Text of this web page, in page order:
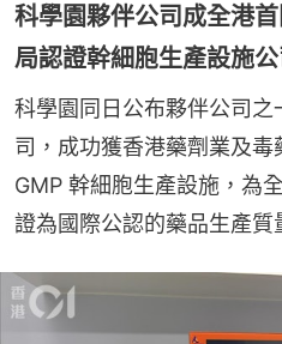
科學園夥伴公司成全港
局認證幹細胞生產設施公
科學園同日公布夥伴公司
司，成功獲香港藥劑業及
GMP 幹細胞生產設施，為
證為國際公認的藥品生產質